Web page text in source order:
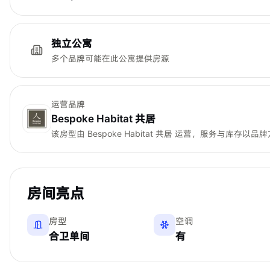
独立公寓
多个品牌可能在此公寓提供房源
运营品牌
Bespoke Habitat 共居
该房型由 Bespoke Habitat 共居 运营，服务与库存以品牌
房间亮点
房型
合卫单间
空调
有